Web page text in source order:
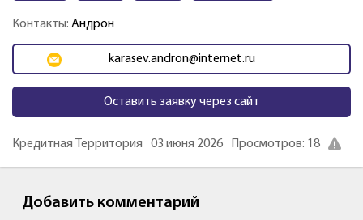
Контакты: Андрон
karasev.andron@internet.ru
Оставить заявку через сайт
Кредитная Территория 03 июня 2026 Просмотров: 18
Добавить комментарий